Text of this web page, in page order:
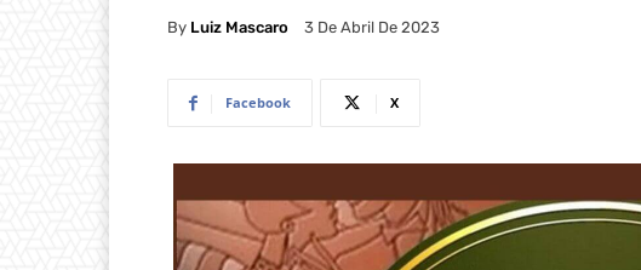
By Luiz Mascaro 3 De Abril De 2023
Facebook X